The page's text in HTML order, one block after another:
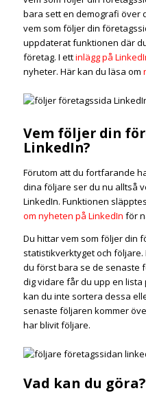
bara sett en demografi över
vem som följer din
uppdaterat funktionen där
företag. I ettinlägg på
nyheter. Här kan du läsa om
Vem följer din
LinkedIn?
Förutom att du fortfarande
dina följare ser du nu alltså
LinkedIn. Funktionen
om nyheten på LinkedIn för
Du hittar vem som följer din
statistikverktyget och
du först bara se de senaste
dig vidare får du upp en lista
kan du inte sortera dessa
senaste följaren kommer
har blivit följare.
Vad kan du göra?